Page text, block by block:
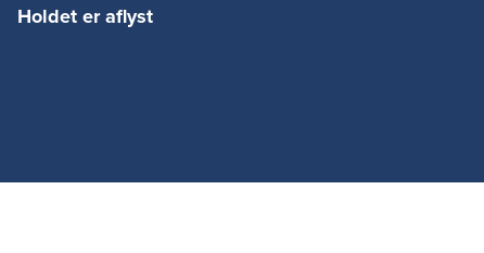
Holdet er aflyst